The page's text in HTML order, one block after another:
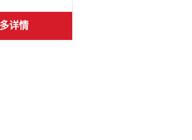
详情